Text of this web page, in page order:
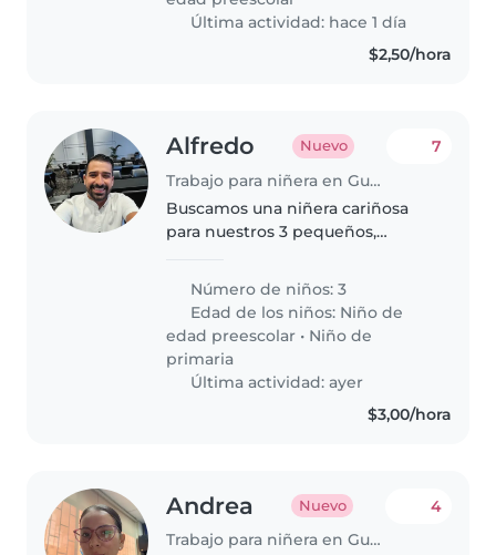
también..
Última actividad: hace 1 día
$2,50/hora
Alfredo Nuevo
Trabajo para niñera en Guayaquil
7
Buscamos una niñera cariñosa
para nuestros 3 pequeños,
escolares y realizar labores del
hogar. Contactenos para
conversar
Número de niños: 3
Edad de los niños: Niño de
edad preescolar • Niño de
primaria
Última actividad: ayer
$3,00/hora
Andrea Nuevo
Trabajo para niñera en Guayaquil
4